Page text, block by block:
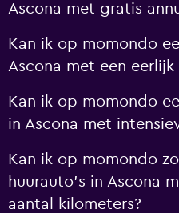
Ascona met gratis
Kan ik op momondo
Ascona met een
Kan ik op momondo
in Ascona met
Kan ik op momondo
huurauto's in Ascona
aantal kilometers?